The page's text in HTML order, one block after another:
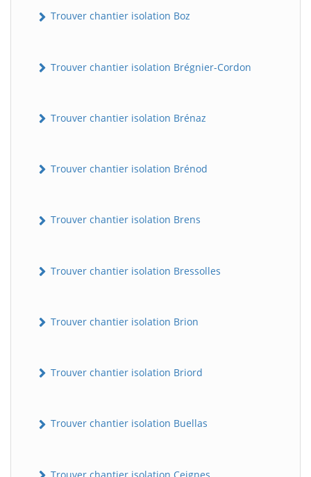
Trouver chantier isolation Boz
Trouver chantier isolation Brégnier-Cordon
Trouver chantier isolation Brénaz
Trouver chantier isolation Brénod
Trouver chantier isolation Brens
Trouver chantier isolation Bressolles
Trouver chantier isolation Brion
Trouver chantier isolation Briord
Trouver chantier isolation Buellas
Trouver chantier isolation Ceignes